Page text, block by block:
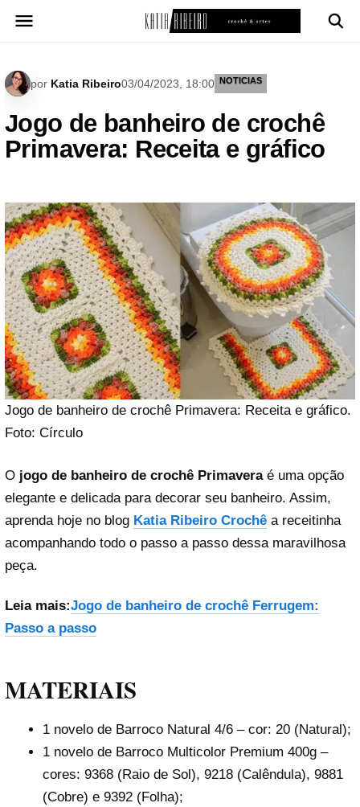
para
por Katia Ribeiro03/04/2023, 18:00 NOTICIAS
Jogo de banheiro de crochê
Primavera: Receita e gráfico
Jogo de banheiro de crochê Primavera: Receita e gráfico.
Foto: Círculo
O jogo de banheiro de crochê Primaveraé uma opção
elegante e delicada para decorar seu banheiro. Assim,
aprenda hoje no blog Katia Ribeiro Crochê a receitinha
acompanhando todo o passo a passo dessa maravilhosa
peça.
Leia mais:Jogo de banheiro de crochê Ferrugem:
Passo a passo
MATERIAIS
1 novelo de Barroco Natural 4/6 – cor: 20 (Natural);
1 novelo de Barroco Multicolor Premium 400g –
cores: 9368 (Raio de Sol), 9218 (Calêndula), 9881
(Cobre) e 9392 (Folha);